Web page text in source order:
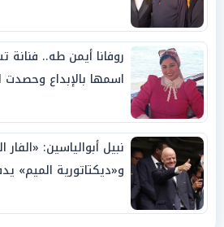
روفانا أيمن طه..
اسمها بالإبداع وحصدت
نبيل أبوالياسين:
و«ديكتاتورية الميم»